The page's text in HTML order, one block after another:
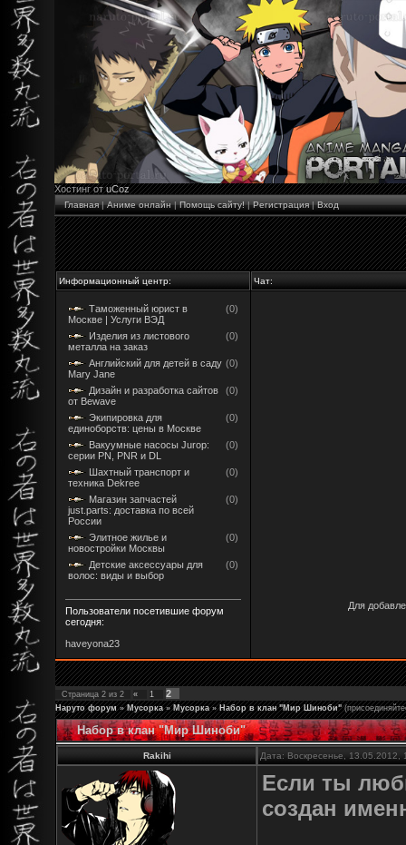
Хостинг отuCoz
Главная|Аниме онлайн|Помощь сайту!|Регистрация|Вход
Информационный центр: Чат:
Таможенный юрист в
Москве | Услуги ВЭД
(0)
Изделия из листового
металла на заказ
(0)
Английский для детей в саду
Mary Jane
(0)
Дизайн и разработка сайтов
от Bewave
(0)
Экипировка для
единоборств: цены в Москве
(0)
Вакуумные насосы Jurop:
серии PN, PNR и DL
(0)
Шахтный транспорт и
техника Dekree
(0)
Магазин запчастей
just.parts: доставка по всей
России
(0)
Элитное жилье и
новостройки Москвы
(0)
Детские аксессуары для
волос: виды и выбор
(0)
Пользователи посетившие форум
сегодня:
haveyona23
Для
Страница 2 из 2 « 1 2
Наруто форум » Мусорка » Мусорка » Набор в клан "Мир Шиноби"
Набор в клан "Мир Шиноби"
Rakihi Дата: Воскресенье,
Если ты
создан